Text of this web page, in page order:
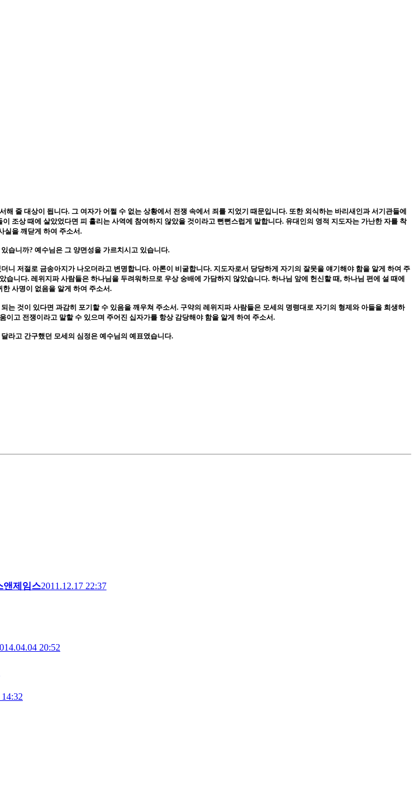
해 줄 대상이 됩니다. 그 여자가 어쩔 수 없는 상황에서 전쟁 속에서 죄를 지었기 때문입니다. 또한 외식하는 바리새인과 서기관들에
조상 때에 살았었다면 피 흘리는 사역에 참여하지 않았을 것이라고 뻔뻔스럽게 말합니다. 유대인의 영적 지도자는 가난한 자를 착
실을 깨닫게 하여 주소서.
습니까? 예수님은 그 양면성을 가르치시고 있습니다.
니 저절로 금송아지가 나오더라고 변명합니다. 아론이 비굴합니다. 지도자로서 당당하게 자기의 잘못을 얘기해야 함을 알게 하여 주
습니다. 레위지파 사람들은 하나님을 두려워하므로 우상 숭배에 가담하지 않았습니다. 하나님 앞에 헌신할 때, 하나님 편에 설 때에
사명이 없음을 알게 하여 주소서.
는 것이 있다면 과감히 포기할 수 있음을 깨우쳐 주소서. 구약의 레위지파 사람들은 모세의 명령대로 자기의 형제와 아들을 희생하
고 전쟁이라고 말할 수 있으며 주어진 십자가를 항상 감당해야 함을 알게 하여 주소서.
라고 간구했던 모세의 심정은 예수님의 예표였습니다.
앤제임스2011.12.17 22:37
20:52